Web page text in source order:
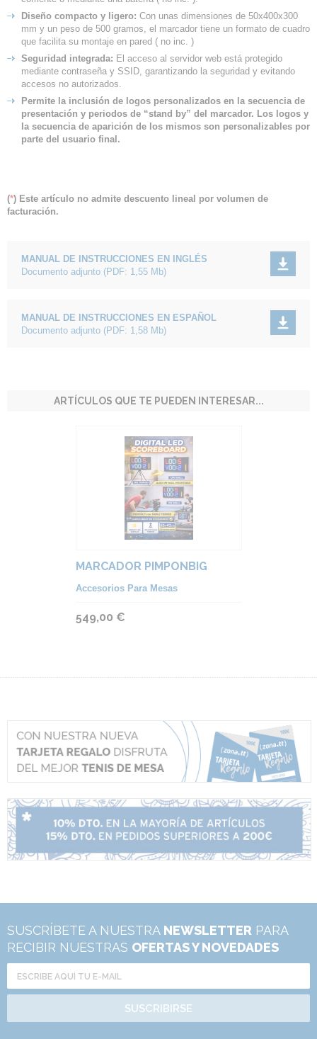
Diseño compacto y ligero: Con unas dimensiones de 50x400x300
mm y un peso de 500 gramos, el marcador tiene un formato de cuadro
que facilita su montaje en pared ( no inc. )
Seguridad integrada: El acceso al servidor web está protegido
mediante contraseña y SSID, garantizando la seguridad y evitando
accesos no autorizados.
Permite la inclusión de logos personalizados en la secuencia de
presentación y periodos de “stand by” del marcador. Los logos y
la secuencia de aparición de los mismos son personalizables por
parte del usuario final.
(*) Este artículo no admite descuento lineal por volumen de
facturación.
MANUAL DE INSTRUCCIONES EN INGLÉS
Documento adjunto (PDF: 1,55 Mb)
MANUAL DE INSTRUCCIONES EN ESPAÑOL
Documento adjunto (PDF: 1,58 Mb)
ARTÍCULOS QUE TE PUEDEN INTERESAR...
MARCADOR PIMPONBIG
Accesorios Para Mesas
549,00 €
SUSCRÍBETE A NUESTRA NEWSLETTER PARA
RECIBIR NUESTRAS OFERTAS Y NOVEDADES
SUSCRIBIRSE